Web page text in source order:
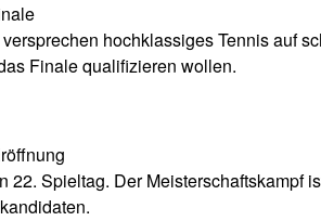
hochklassiges Tennis auf
Finale qualifizieren wollen.
22. Spieltag. Der Meisterschaftskampf